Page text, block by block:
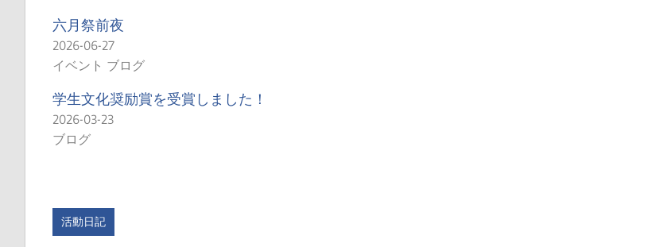
六月祭前夜
2026-06-27
イベント ブログ
学生文化奨励賞を受賞しました！
2026-03-23
ブログ
活動日記